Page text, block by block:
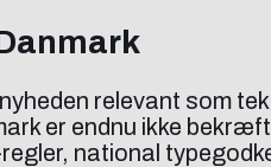
relevant som
er endnu ikke
national